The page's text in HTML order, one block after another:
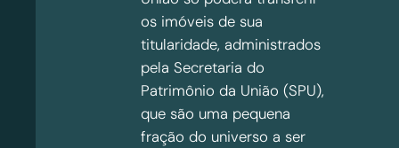
os imóveis de sua
titularidade, administrados
pela Secretaria do
Patrimônio da União (SPU),
que são uma pequena
fração do universo a ser